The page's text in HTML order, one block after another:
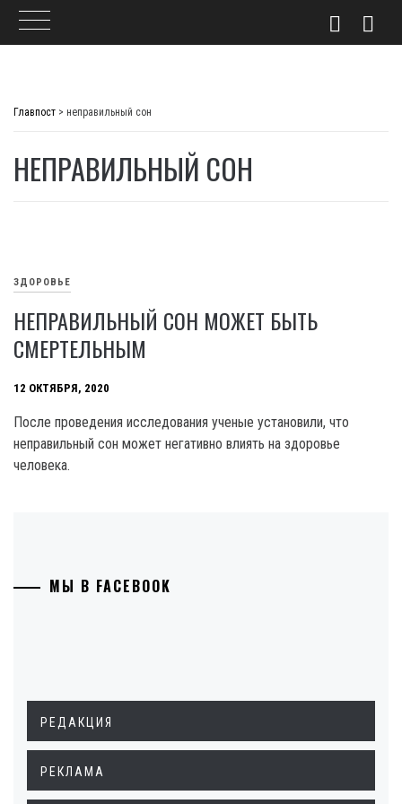
Главпост > неправильный сон
НЕПРАВИЛЬНЫЙ СОН
ЗДОРОВЬЕ
НЕПРАВИЛЬНЫЙ СОН МОЖЕТ БЫТЬ
СМЕРТЕЛЬНЫМ
12 ОКТЯБРЯ, 2020
После проведения исследования ученые установили, что
неправильный сон может негативно влиять на здоровье
человека.
МЫ В FACEBOOK
РЕДАКЦИЯ
РЕКЛАМА